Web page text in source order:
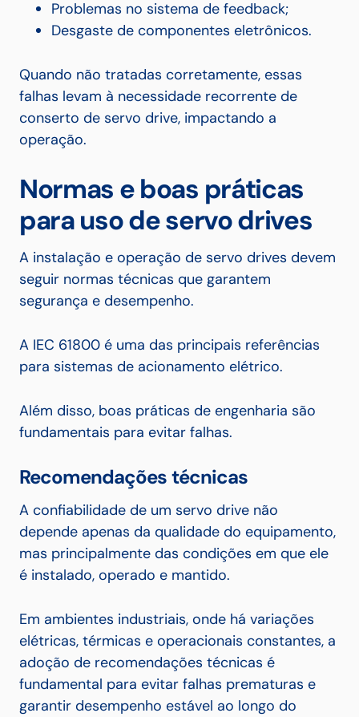
Problemas no sistema de feedback;
Desgaste de componentes eletrônicos.
Quando não tratadas corretamente, essas
falhas levam à necessidade recorrente de
conserto de servo drive, impactando a
operação.
Normas e boas práticas
para uso de servo drives
A instalação e operação de servo drives devem
seguir normas técnicas que garantem
segurança e desempenho.
A IEC 61800 é uma das principais referências
para sistemas de acionamento elétrico.
Além disso, boas práticas de engenharia são
fundamentais para evitar falhas.
Recomendações técnicas
A confiabilidade de um servo drive não
depende apenas da qualidade do equipamento,
mas principalmente das condições em que ele
é instalado, operado e mantido.
Em ambientes industriais, onde há variações
elétricas, térmicas e operacionais constantes, a
adoção de recomendações técnicas é
fundamental para evitar falhas prematuras e
garantir desempenho estável ao longo do